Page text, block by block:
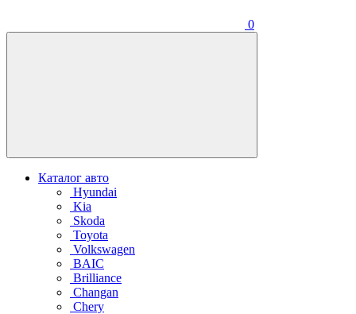
0
Каталог авто
Hyundai
Kia
Skoda
Toyota
Volkswagen
BAIC
Brilliance
Changan
Chery